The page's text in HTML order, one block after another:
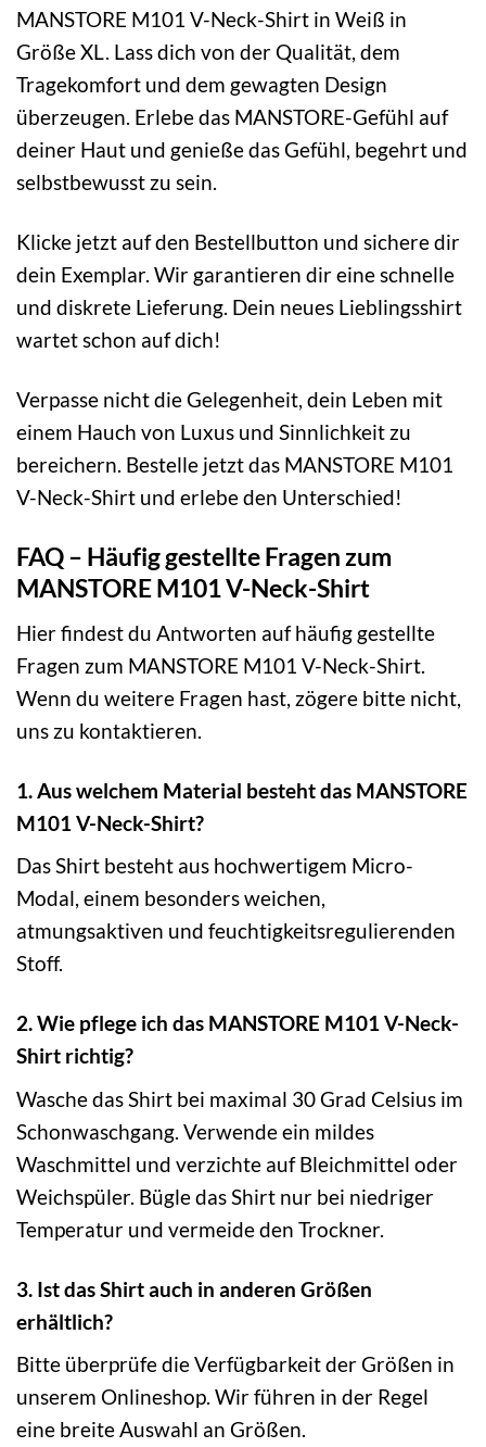
MANSTORE M101 V-Neck-Shirt in Weiß in
Größe XL. Lass dich von der Qualität, dem
Tragekomfort und dem gewagten Design
überzeugen. Erlebe das MANSTORE-Gefühl auf
deiner Haut und genieße das Gefühl, begehrt und
selbstbewusst zu sein.
Klicke jetzt auf den Bestellbutton und sichere dir
dein Exemplar. Wir garantieren dir eine schnelle
und diskrete Lieferung. Dein neues Lieblingsshirt
wartet schon auf dich!
Verpasse nicht die Gelegenheit, dein Leben mit
einem Hauch von Luxus und Sinnlichkeit zu
bereichern. Bestelle jetzt das MANSTORE M101
V-Neck-Shirt und erlebe den Unterschied!
FAQ – Häufig gestellte Fragen zum
MANSTORE M101 V-Neck-Shirt
Hier findest du Antworten auf häufig gestellte
Fragen zum MANSTORE M101 V-Neck-Shirt.
Wenn du weitere Fragen hast, zögere bitte nicht,
uns zu kontaktieren.
1. Aus welchem Material besteht das MANSTORE
M101 V-Neck-Shirt?
Das Shirt besteht aus hochwertigem Micro-
Modal, einem besonders weichen,
atmungsaktiven und feuchtigkeitsregulierenden
Stoff.
2. Wie pflege ich das MANSTORE M101 V-Neck-
Shirt richtig?
Wasche das Shirt bei maximal 30 Grad Celsius im
Schonwaschgang. Verwende ein mildes
Waschmittel und verzichte auf Bleichmittel oder
Weichspüler. Bügle das Shirt nur bei niedriger
Temperatur und vermeide den Trockner.
3. Ist das Shirt auch in anderen Größen
erhältlich?
Bitte überprüfe die Verfügbarkeit der Größen in
unserem Onlineshop. Wir führen in der Regel
eine breite Auswahl an Größen.